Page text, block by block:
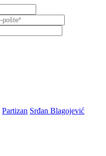
Partizan Srđan Blagojević